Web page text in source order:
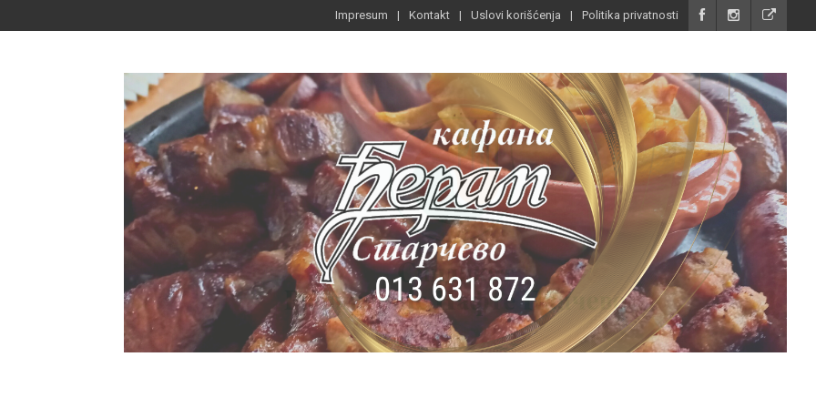
Impresum Kontakt Uslovi korišćenja Politika privatnosti